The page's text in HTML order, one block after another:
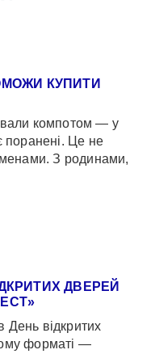
КУПИТИ
компотом — у
поранені. Це не
З родинами,
ДВЕРЕЙ
відкритих
форматі —